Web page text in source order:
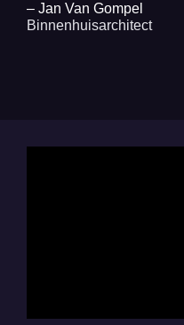
– Jan Van Gompel
Binnenhuisarchitect